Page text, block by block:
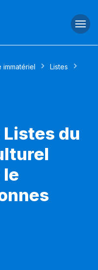
immatériel
Listes
du